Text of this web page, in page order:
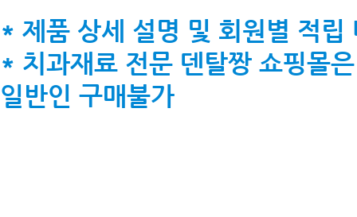
* 제품 상세 설명 및 회원별 적
* 치과재료 전문 덴탈짱 쇼핑몰
일반인 구매불가